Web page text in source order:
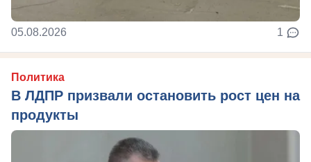
05.08.2026 1
Политика
В ЛДПР призвали остановить рост цен на
продукты